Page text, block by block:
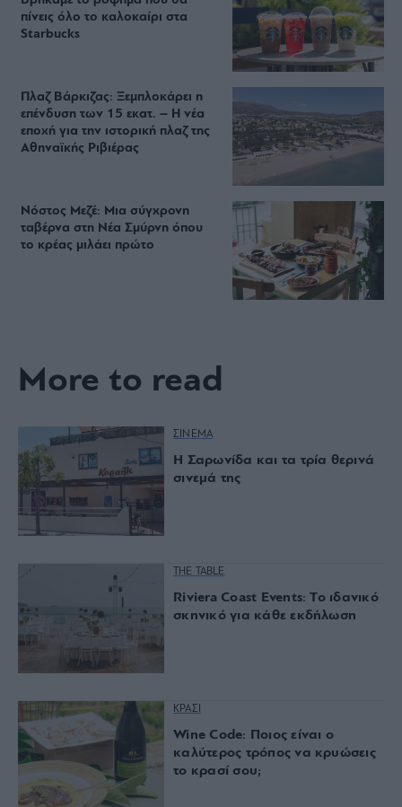
πίνεις όλο το καλοκαίρι στα
Starbucks
Πλαζ Βάρκιζας: Ξεμπλοκάρει η
επένδυση των 15 εκατ. – Η νέα
εποχή για την ιστορική πλαζ της
Αθηναϊκής Ριβιέρας
Νόστος Μεζέ: Μια σύγχρονη
ταβέρνα στη Νέα Σμύρνη όπου
το κρέας μιλάει πρώτο
More to read
ΣΙΝΕΜΑ
Η Σαρωνίδα και τα τρία θερινά
σινεμά της
THE TABLE
Riviera Coast Events: Το ιδανικό
σκηνικό για κάθε εκδήλωση
ΚΡΑΣΙ
Wine Code: Ποιος είναι ο
καλύτερος τρόπος να κρυώσεις
το κρασί σου;